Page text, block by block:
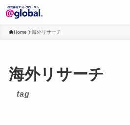
Home 海外リサーチ
海外リサーチ
tag